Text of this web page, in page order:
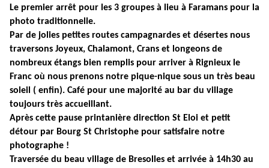
Le premier arrêt pour les 3 groupes à lieu à Faramans pour la
photo traditionnelle.
Par de jolies petites routes campagnardes et désertes nous
traversons Joyeux, Chalamont, Crans et longeons de
nombreux étangs bien remplis pour arriver à Rignieux le
Franc où nous prenons notre pique-nique sous un très beau
soleil ( enfin). Café pour une majorité au bar du village
toujours très accueillant.
Après cette pause printanière direction St Eloi et petit
détour par Bourg St Christophe pour satisfaire notre
photographe !
Traversée du beau village de Bresolles et arrivée à 14h30 au